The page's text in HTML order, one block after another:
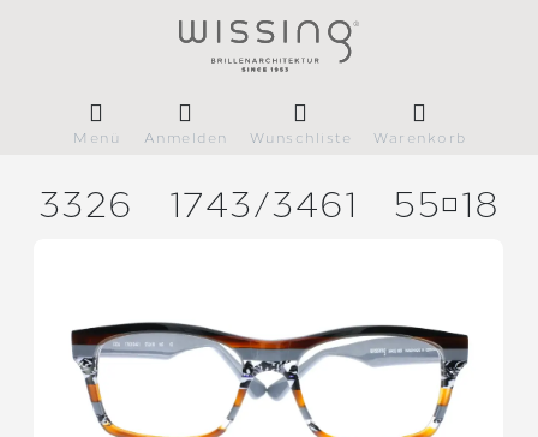
Menü Anmelden Wunschliste Warenkorb
3326 1743/3461 5518